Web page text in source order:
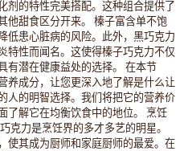
剂的特性完美搭配。这种组合提供了
他甜食区分开来。 榛子富含单不饱
低患心脏病的风险。此外，黑巧克力
特性而闻名。这使得榛子巧克力不仅
有潜在健康益处的选择。 在本节
养成分，让您更深入地了解是什么让
人的明智选择。我们将把它的营养价
了解它在均衡饮食中的地位。 烹饪
克力是烹饪界的多才多艺的明星。
使其成为厨师和家庭厨师的最爱。在